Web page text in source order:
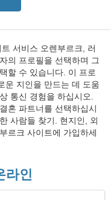
서비스 오렌부르크, 러
의 프로필을 선택하며 그
할 수 있습니다. 이 프로
운 지인을 만드는 데 도움
통신 경험을 하십시오.
혼 파트너를 선택하십시
사람들 찾기. 현지인, 외
르크 사이트에 가입하세
라인